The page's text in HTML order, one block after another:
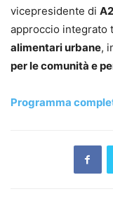
vicepresidente di
approccio integrato
alimentari urbane,
per le comunità e
Programma